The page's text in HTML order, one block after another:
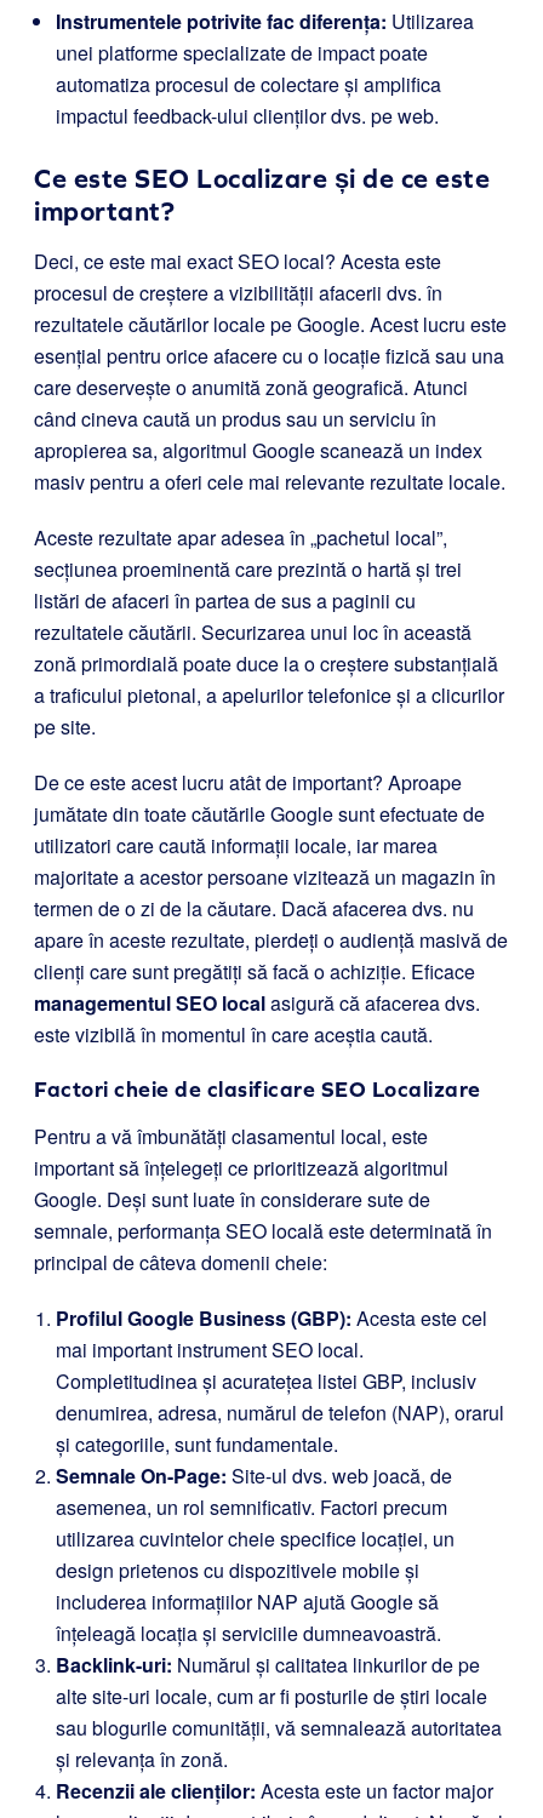
Instrumentele potrivite fac diferența: Utilizarea
unei platforme specializate de impact poate
automatiza procesul de colectare și amplifica
impactul feedback-ului clienților dvs. pe web.
Ce este SEO Localizare și de ce este
important?
Deci, ce este mai exact SEO local? Acesta este
procesul de creștere a vizibilității afacerii dvs. în
rezultatele căutărilor locale pe Google. Acest lucru este
esențial pentru orice afacere cu o locație fizică sau una
care deservește o anumită zonă geografică. Atunci
când cineva caută un produs sau un serviciu în
apropierea sa, algoritmul Google scanează un index
masiv pentru a oferi cele mai relevante rezultate locale.
Aceste rezultate apar adesea în „pachetul local”,
secțiunea proeminentă care prezintă o hartă și trei
listări de afaceri în partea de sus a paginii cu
rezultatele căutării. Securizarea unui loc în această
zonă primordială poate duce la o creștere substanțială
a traficului pietonal, a apelurilor telefonice și a clicurilor
pe site.
De ce este acest lucru atât de important? Aproape
jumătate din toate căutările Google sunt efectuate de
utilizatori care caută informații locale, iar marea
majoritate a acestor persoane vizitează un magazin în
termen de o zi de la căutare. Dacă afacerea dvs. nu
apare în aceste rezultate, pierdeți o audiență masivă de
clienți care sunt pregătiți să facă o achiziție. Eficace
managementul SEO localasigură că afacerea dvs.
este vizibilă în momentul în care aceștia caută.
Factori cheie de clasificare SEO Localizare
Pentru a vă îmbunătăți clasamentul local, este
important să înțelegeți ce prioritizează algoritmul
Google. Deși sunt luate în considerare sute de
semnale, performanța SEO locală este determinată în
principal de câteva domenii cheie:
Profilul Google Business (GBP): Acesta este cel
mai important instrument SEO local.
Completitudinea și acuratețea listei GBP, inclusiv
denumirea, adresa, numărul de telefon (NAP), orarul
și categoriile, sunt fundamentale.
Semnale On-Page: Site-ul dvs. web joacă, de
asemenea, un rol semnificativ. Factori precum
utilizarea cuvintelor cheie specifice locației, un
design prietenos cu dispozitivele mobile și
includerea informațiilor NAP ajută Google să
înțeleagă locația și serviciile dumneavoastră.
Backlink-uri: Numărul și calitatea linkurilor de pe
alte site-uri locale, cum ar fi posturile de știri locale
sau blogurile comunității, vă semnalează autoritatea
și relevanța în zonă.
Recenzii ale clienților: Acesta este un factor major